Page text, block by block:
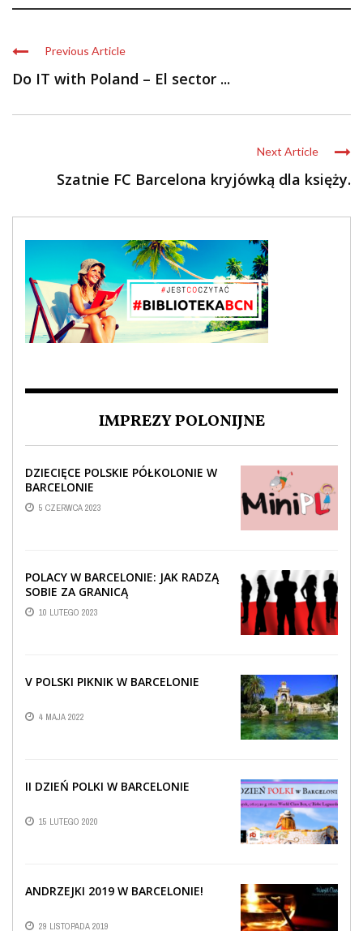
Previous Article
Do IT with Poland – El sector ...
Next Article
Szatnie FC Barcelona kryjówką dla księży.
IMPREZY POLONIJNE
DZIECIĘCE POLSKIE PÓŁKOLONIE W
BARCELONIE
5 CZERWCA 2023
POLACY W BARCELONIE: JAK RADZĄ
SOBIE ZA GRANICĄ
10 LUTEGO 2023
V POLSKI PIKNIK W BARCELONIE
4 MAJA 2022
II DZIEŃ POLKI W BARCELONIE
15 LUTEGO 2020
ANDRZEJKI 2019 W BARCELONIE!
29 LISTOPADA 2019